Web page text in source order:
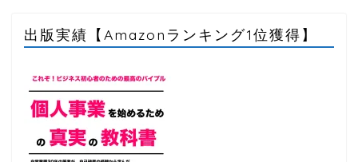
出版実績【Amazonランキング1位獲得】